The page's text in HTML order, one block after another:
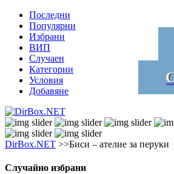
Последни
Популярни
Избрани
ВИП
Случаен
Категории
Условия
Добавяне
DirBox.NET >>Биси – ателие за перуки
Случайно избрани